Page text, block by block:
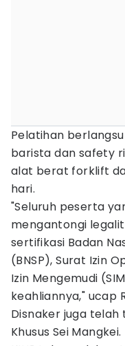
Pelatihan
barista dan safety
alat berat forklift
hari.
"Seluruh peserta
mengantongi
sertifikasi Badan
(BNSP), Surat Izin
Izin Mengemudi
keahliannya," ucap
Disnaker juga telah
Khusus Sei